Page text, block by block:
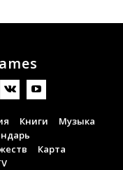
Книги
Музыка
Карта